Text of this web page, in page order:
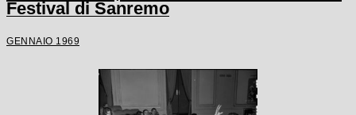
Festival di Sanremo
GENNAIO 1969